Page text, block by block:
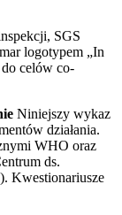
SGS
logotypem „In
celów co-
Niniejszy wykaz
działania.
WHO oraz
ds.
Kwestionariusze